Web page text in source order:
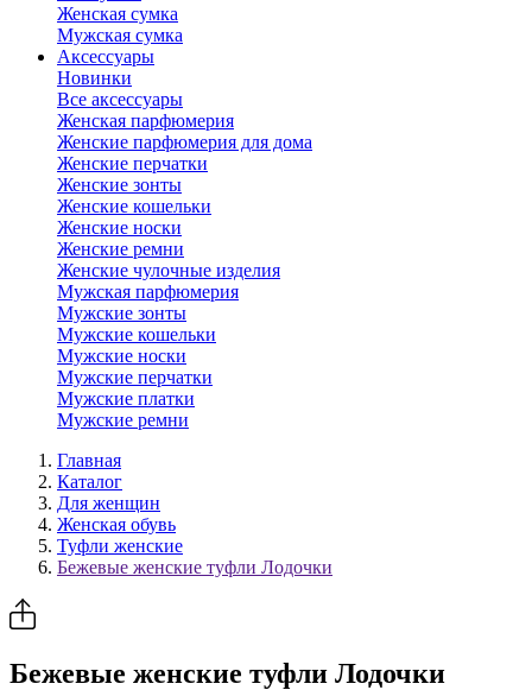
Женская сумка
Мужская сумка
Аксессуары
Новинки
Все аксессуары
Женская парфюмерия
Женские парфюмерия для дома
Женские перчатки
Женские зонты
Женские кошельки
Женские носки
Женские ремни
Женские чулочные изделия
Мужская парфюмерия
Мужские зонты
Мужские кошельки
Мужские носки
Мужские перчатки
Мужские платки
Мужские ремни
Главная
Каталог
Для женщин
Женская обувь
Туфли женские
Бежевые женские туфли Лодочки
Бежевые женские туфли Лодочки